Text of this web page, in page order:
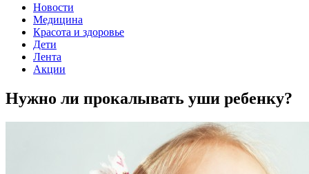
Новости
Медицина
Красота и здоровье
Дети
Лента
Акции
Нужно ли прокалывать уши ребенку?